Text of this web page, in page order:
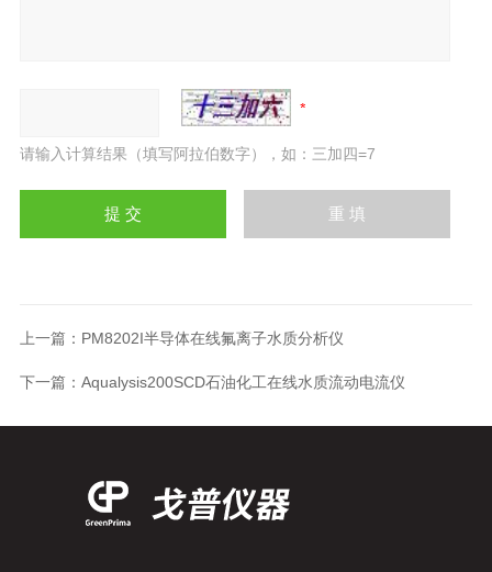
请输入计算结果（填写阿拉伯数字），如：三加四=7
上一篇： PM8202I半导体在线氟离子水质分析仪
下一篇： Aqualysis200SCD石油化工在线水质流动电流仪